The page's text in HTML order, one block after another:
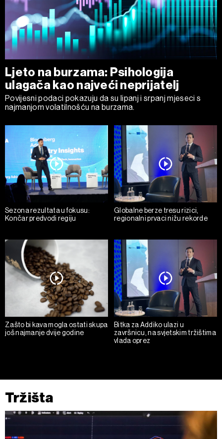
Ljeto na burzama: Psihologija
ulagača kao najveći neprijatelj
Povijesni podaci pokazuju da su lipanj i srpanj mjeseci s
najmanjom volatilnošću na burzama.
Sezona rezultata u fokusu:
Končar predvodi regiju
Globalne berze tresu rizici,
regionalni prvaci nižu rekorde
Zašto bi kava mogla ostati skupa
još najmanje dvije godine
Bitka za Addiko ulazi u
završnicu, na svjetskim tržištima
vlada oprez
Tržišta